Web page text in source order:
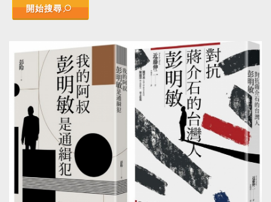
開始搜尋